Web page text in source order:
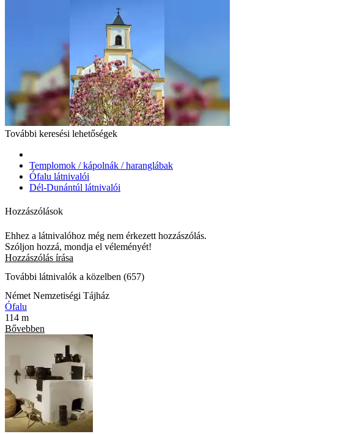
További keresési lehetőségek
Templomok / kápolnák / haranglábak
Ófalu látnivalói
Dél-Dunántúl látnivalói
Hozzászólások
Ehhez a látnivalóhoz még nem érkezett hozzászólás.
Szóljon hozzá, mondja el véleményét!
Hozzászólás írása
További látnivalók a közelben (657)
Német Nemzetiségi Tájház
Ófalu
114 m
Bővebben